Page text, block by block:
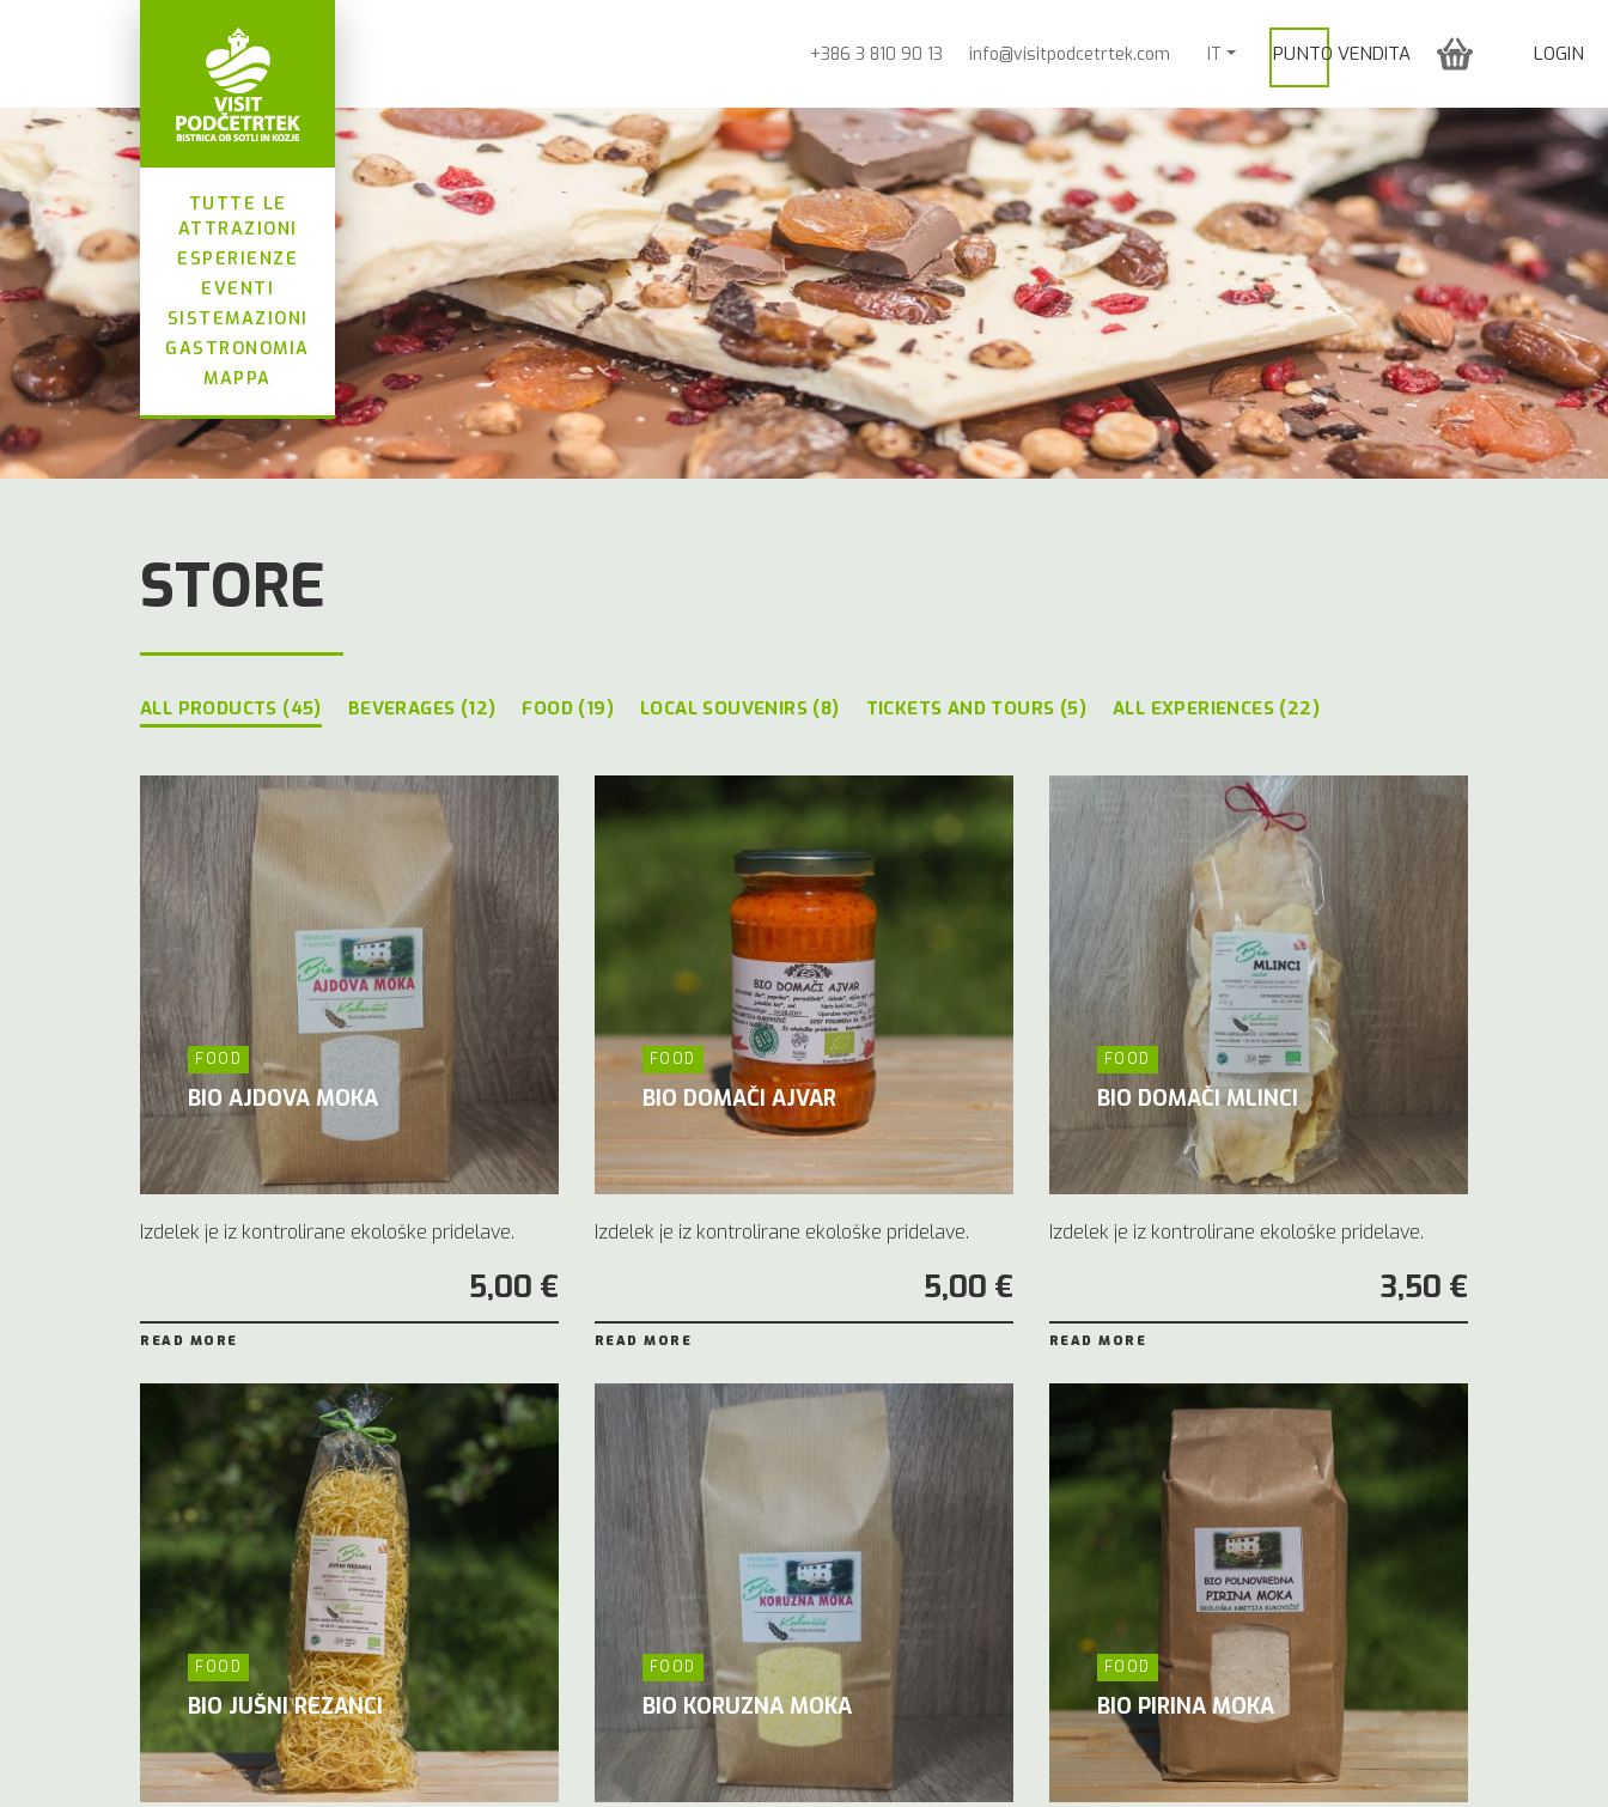
TUTTE LE
ATTRAZIONI
ESPERIENZE
EVENTI
SISTEMAZIONI
GASTRONOMIA
MAPPA
PUNTO VENDITA LOGIN
+386 3 810 90 13 info@visitpodcetrtek.com IT
STORE
ALL PRODUCTS (45) BEVERAGES (12) FOOD (19) LOCAL SOUVENIRS (8) TICKETS AND TOURS (5) ALL EXPERIENCES (22)
FOOD
BIO AJDOVA MOKA
Izdelek je iz kontrolirane ekološke pridelave.
5,00 €
READ MORE
FOOD
BIO DOMAČI AJVAR
Izdelek je iz kontrolirane ekološke pridelave.
5,00 €
READ MORE
FOOD
BIO DOMAČI MLINCI
Izdelek je iz kontrolirane ekološke pridelave.
3,50 €
READ MORE
FOOD
BIO JUŠNI REZANCI
FOOD
BIO KORUZNA MOKA
FOOD
BIO PIRINA MOKA